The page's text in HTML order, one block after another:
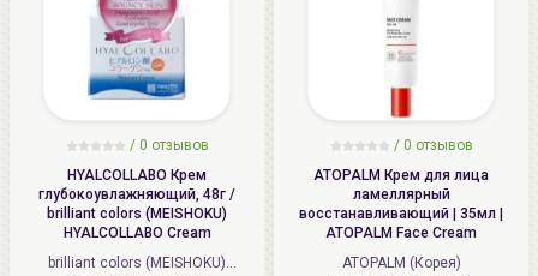
/ 0 отзывов
HYALCOLLABO Крем
глубокоувлажняющий, 48г /
brilliant colors (MEISHOKU)
HYALCOLLABO Cream
brilliant colors (MEISHOKU)
/ 0 отзывов
ATOPALM Крем для лица
ламеллярный
восстанавливающий | 35мл |
ATOPALM Face Cream
ATOPALM (Корея)